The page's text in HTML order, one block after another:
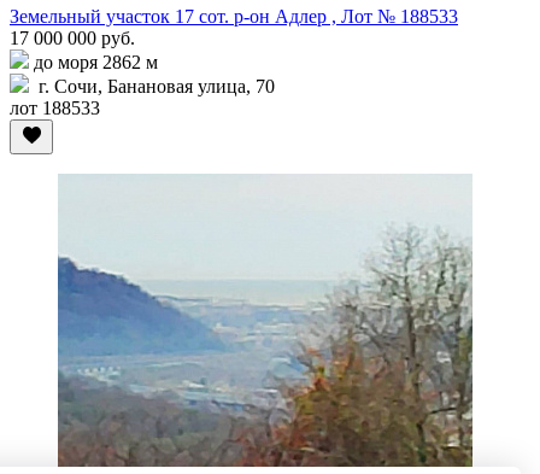
Земельный участок 17 сот. р-он Адлер , Лот № 188533
17 000 000 руб.
до моря 2862 м
г. Сочи, Банановая улица, 70
лот 188533